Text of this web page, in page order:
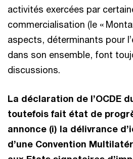
activités exercées par
commercialisation (le «
aspects, déterminants pour
dans son ensemble, font
discussions.
La déclaration de l’OCDE
toutefois fait état de
annonce (i) la délivrance
d’une Convention